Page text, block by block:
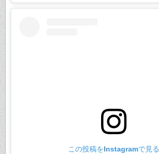
この投稿をInstagramで見る